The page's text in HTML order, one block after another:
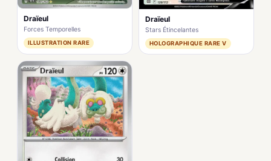
Draïeul
Forces Temporelles
ILLUSTRATION RARE
Draïeul
Stars Étincelantes
HOLOGRAPHIQUE RARE V